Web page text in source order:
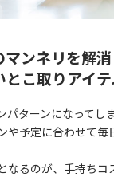
マンネリを解
こ取りアイ
パターンになってし
や予定に合わせて毎
なるのが、手持ちコ